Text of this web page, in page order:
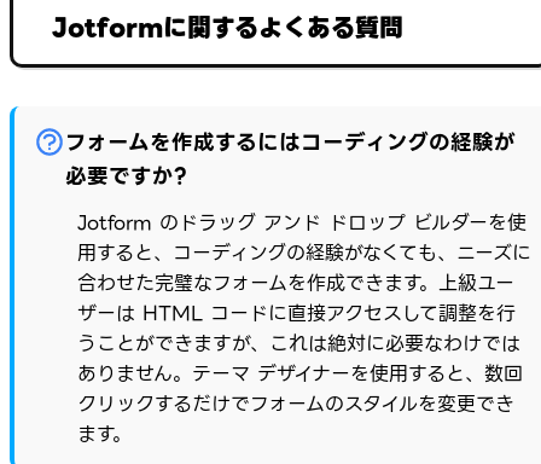
Jotformに関するよくある質問
フォームを作成するにはコーディングの経験が
必要ですか?
Jotform のドラッグ アンド ドロップ ビルダーを使
用すると、コーディングの経験がなくても、ニーズに
合わせた完璧なフォームを作成できます。上級ユー
ザーは HTML コードに直接アクセスして調整を行
うことができますが、これは絶対に必要なわけでは
ありません。テーマ デザイナーを使用すると、数回
クリックするだけでフォームのスタイルを変更でき
ます。